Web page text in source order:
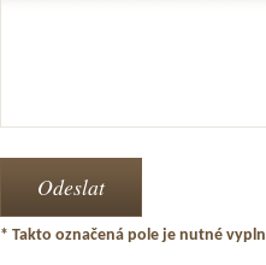
* Takto označená pole je nutné